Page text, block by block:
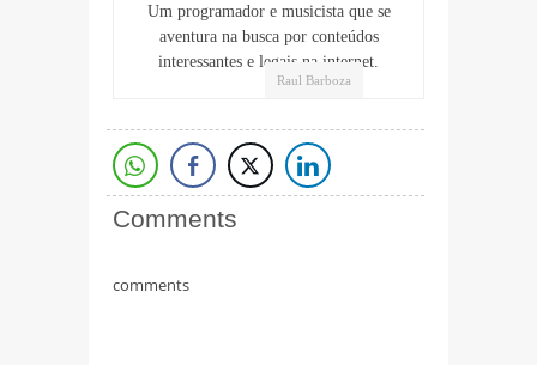
Raul Barboza
Um programador e musicista que se
aventura na busca por conteúdos
interessantes e legais na internet.
Comments
comments